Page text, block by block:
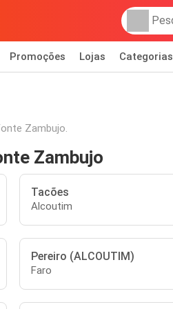
Promoções Lojas Categorias
Zambujo.
Zambujo
Tacões
Alcoutim
Pereiro (ALCOUTIM)
Faro